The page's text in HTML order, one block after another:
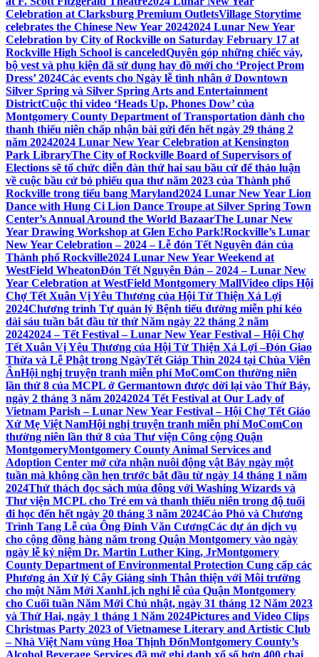
Celebration at Clarksburg Premium OutletsVillage Storytime
celebrates the Chinese New Year 20242024 Lunar New Year
Celebration by City of Rockville on Saturday February 17 at
Rockville High School is canceledQuyên góp những chiếc váy,
bộ vest và phụ kiện đã sử dụng hay đồ mới cho ‘Project Prom
Dress’ 2024Các events cho Ngày lễ tình nhân ở Downtown
Silver Spring và Silver Spring Arts and Entertainment
DistrictCuộc thi video ‘Heads Up, Phones Dow’ của
Montgomery County Department of Transportation dành cho
thanh thiếu niên chấp nhận bài gửi đến hết ngày 29 tháng 2
năm 20242024 Lunar New Year Celebration at Kensington
Park LibraryThe City of Rockville Board of Supervisors of
Elections sẽ tổ chức diễn đàn thứ hai sau bầu cử để thảo luận
về cuộc bầu cử bỏ phiếu qua thư năm 2023 của Thành phố
Rockville trong tiểu bang Maryland2024 Lunar New Year Lion
Dance with Hung Ci Lion Dance Troupe at Silver Spring Town
Center’s Annual Around the World BazaarThe Lunar New
Year Drawing Workshop at Glen Echo Park!Rockville’s Lunar
New Year Celebration – 2024 – Lễ đón Tết Nguyên đán của
Thành phố Rockville2024 Lunar New Year Weekend at
WestField WheatonĐón Tết Nguyên Đán – 2024 – Lunar New
Year Celebration at WestField Montgomery MallVideo clips Hội
Chợ Tết Xuân Vị Yêu Thương của Hội Từ Thiện Xá Lợi
2024Chương trình Tự quản lý Bệnh tiểu đường miễn phí kéo
dài sáu tuần bắt đầu từ thứ Năm ngày 22 tháng 2 năm
20242024 – Tết Festival – Lunar New Year Festival – Hội Chợ
Tết Xuân Vị Yêu Thương của Hội Từ Thiện Xá Lợi –Đón Giao
Thừa và Lễ Phật trong NgàyTết Giáp Thìn 2024 tại Chùa Viên
ÂnHội nghị truyện tranh miễn phí MoComCon thường niên
lần thứ 8 của MCPL ở Germantown được dời lại vào Thứ Bảy,
ngày 2 tháng 3 năm 20242024 Tết Festival at Our Lady of
Vietnam Parish – Lunar New Year Festival – Hội Chợ Tết Giáo
Xứ Mẹ Việt NamHội nghị truyện tranh miễn phí MoComCon
thường niên lần thứ 8 của Thư viện Công cộng Quận
MontgomeryMontgomery County Animal Services and
Adoption Center mở cửa nhận nuôi động vật Bảy ngày một
tuần mà không cần hẹn trước bắt đầu từ ngày 14 tháng 1 năm
2024Thử thách đọc sách mùa đông với Washing Wizards và
Thư viện MCPL cho Trẻ em và thanh thiếu niên trong độ tuổi
đi học đến hết ngày 20 tháng 3 năm 2024Cáo Phó và Chương
Trình Tang Lễ của Ông Đinh Văn CươngCác dự án dịch vụ
cho cộng đồng hàng năm trong Quận Montgomery vào ngày
ngày lễ kỷ niệm Dr. Martin Luther King, JrMontgomery
County Department of Environmental Protection Cung cấp các
Phương án Xử lý Cây Giáng sinh Thân thiện với Môi trường
cho một Năm Mới XanhLịch nghỉ lễ của Quận Montgomery
cho Cuối tuần Năm Mới Chủ nhật, ngày 31 tháng 12 Năm 2023
và Thứ Hai, ngày 1 tháng 1 Năm 2024Pictures and Video Clips
Christmas Party 2023 of Vietnamese Literary and Artistic Club
– Nhà Việt Nam vùng Hoa Thịnh ĐốnMontgomery County’s
Alcohol Beverage Services đã mở ghi danh xổ số hơn 400 chai